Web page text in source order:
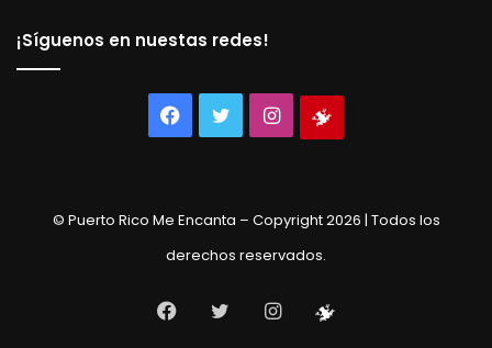
¡Síguenos en nuestas redes!
Facebook
TwitterInstagram
© Puerto Rico Me Encanta – Copyright 2026 | Todos los
derechos reservados.
Facebook
TwitterInstagram